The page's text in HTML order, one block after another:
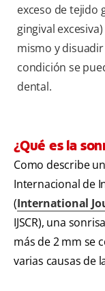
exceso de tejido
gingival
mismo y
condición se
dental.
¿Qué es la
Como describe
Internacional de
(International
IJSCR), una
más de 2 mm se
varias causas de